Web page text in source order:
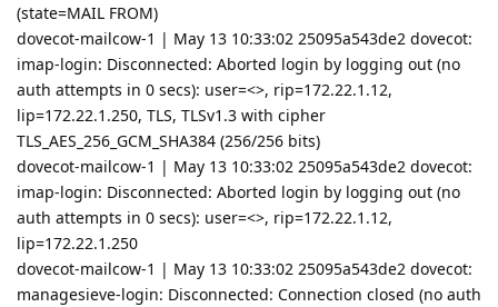
(state=MAIL FROM)
dovecot-mailcow-1 | May 13 10:33:02 25095a543de2 dovecot:
imap-login: Disconnected: Aborted login by logging out (no
auth attempts in 0 secs): user=<>, rip=172.22.1.12,
lip=172.22.1.250, TLS, TLSv1.3 with cipher
TLS_AES_256_GCM_SHA384 (256/256 bits)
dovecot-mailcow-1 | May 13 10:33:02 25095a543de2 dovecot:
imap-login: Disconnected: Aborted login by logging out (no
auth attempts in 0 secs): user=<>, rip=172.22.1.12,
lip=172.22.1.250
dovecot-mailcow-1 | May 13 10:33:02 25095a543de2 dovecot:
managesieve-login: Disconnected: Connection closed (no auth